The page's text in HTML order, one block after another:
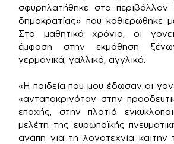
σφυρηλατήθηκε στο περιβάλλον
δημοκρατίας» που καθιερώθηκε
Στα μαθητικά χρόνια, οι
έμφαση στην εκμάθηση
γερμανικά, γαλλικά, αγγλικά.
«Η παιδεία που μου έδωσαν οι
«ανταποκρινόταν στην
εποχής, στην πλατιά
μελέτη της ευρωπαϊκής
αγάπη για τη λογοτεχνία καιτην